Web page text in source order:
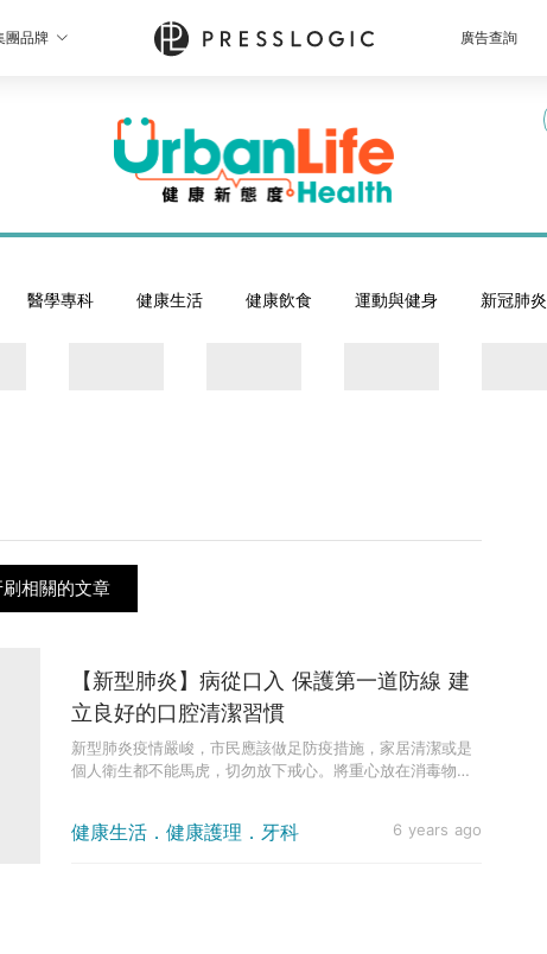
團品牌 廣告查詢
醫學專科 健康生活 健康飲食 運動與健身 新冠肺炎
相關的文章
健康生活．健康護理．牙科 6 years ago
【新型肺炎】病從口入 保護第一道防線 建
立良好的口腔清潔習慣
新型肺炎疫情嚴峻，市民應該做足防疫措施，家居清潔或是
個人衛生都不能馬虎，切勿放下戒心。將重心放在消毒物件